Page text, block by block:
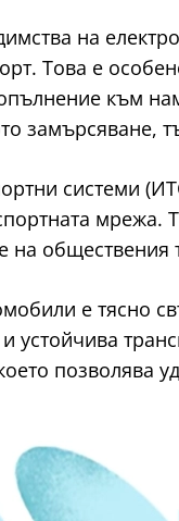
на
Това е
към
замърсяване,
системи
на обществения
е тясно
устойчива
позволява